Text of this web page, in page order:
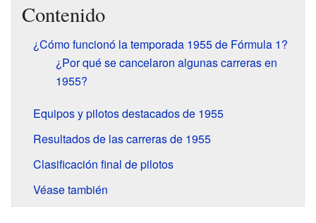
Contenido
¿Cómo funcionó la temporada 1955 de Fórmula 1?
¿Por qué se cancelaron algunas carreras en
1955?
Equipos y pilotos destacados de 1955
Resultados de las carreras de 1955
Clasificación final de pilotos
Véase también